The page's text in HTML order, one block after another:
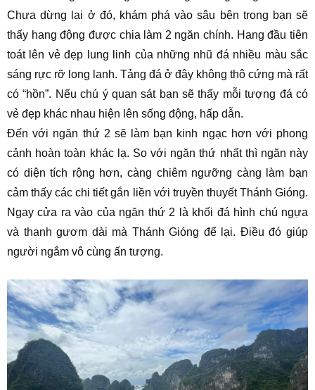
Chưa dừng lại ở đó, khám phá vào sâu bên trong bạn sẽ
thấy hang động được chia làm 2 ngăn chính. Hang đầu tiên
toát lên vẻ đẹp lung linh của những nhũ đá nhiều màu sắc
sáng rực rỡ long lanh. Tảng đá ở đây không thô cứng mà rất
có “hồn”. Nếu chú ý quan sát bạn sẽ thấy mỗi tượng đá có
vẻ đẹp khác nhau hiện lên sống động, hấp dẫn.
Đến với ngăn thứ 2 sẽ làm bạn kinh ngạc hơn với phong
cảnh hoàn toàn khác lạ. So với ngăn thứ nhất thì ngăn này
có diện tích rộng hơn, càng chiêm ngưỡng càng làm bạn
cảm thấy các chi tiết gắn liền với truyền thuyết Thánh Gióng.
Ngay cửa ra vào của ngăn thứ 2 là khối đá hình chú ngựa
và thanh gươm dài mà Thánh Gióng để lại. Điều đó giúp
người ngắm vô cùng ấn tượng.